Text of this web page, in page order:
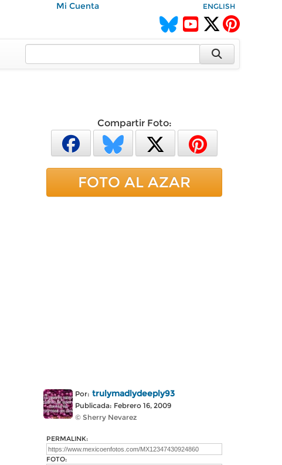
Mi Cuenta ENGLISH
Compartir Foto:
FOTO AL AZAR
Por: trulymadlydeeply93
Publicada: Febrero 16, 2009
© Sherry Nevarez
PERMALINK:
FOTO: